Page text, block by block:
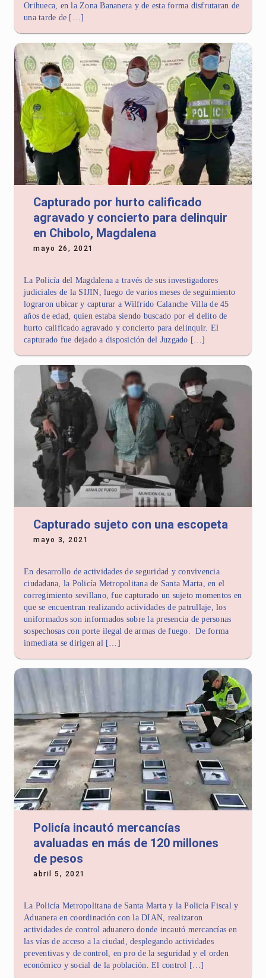
Orihueca, en la Zona Bananera y de esta forma disfrutaran de
una tarde de […]
Capturado por hurto calificado
agravado y concierto para delinquir
en Chibolo, Magdalena
mayo 26, 2021
La Policía del Magdalena a través de sus investigadores
judiciales de la SIJIN, luego de varios meses de seguimiento
lograron ubicar y capturar a Wilfrido Calanche Villa de 45
años de edad, quien estaba siendo buscado por el delito de
hurto calificado agravado y concierto para delinquir. El
capturado fue dejado a disposición del Juzgado […]
Capturado sujeto con una escopeta
mayo 3, 2021
En desarrollo de actividades de seguridad y convivencia
ciudadana, la Policía Metropolitana de Santa Marta, en el
corregimiento sevillano, fue capturado un sujeto momentos en
que se encuentran realizando actividades de patrullaje, los
uniformados son informados sobre la presencia de personas
sospechosas con porte ilegal de armas de fuego. De forma
inmediata se dirigen al […]
Policía incautó mercancías
avaluadas en más de 120 millones
de pesos
abril 5, 2021
La Policía Metropolitana de Santa Marta y la Policía Fiscal y
Aduanera en coordinación con la DIAN, realizaron
actividades de control aduanero donde incautó mercancías en
las vías de acceso a la ciudad, desplegando actividades
preventivas y de control, en pro de la seguridad y el orden
económico y social de la población. El control […]